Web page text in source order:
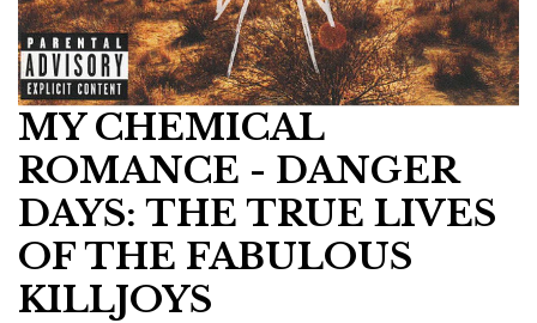
MY CHEMICAL
ROMANCE - DANGER
DAYS: THE TRUE LIVES
OF THE FABULOUS
KILLJOYS